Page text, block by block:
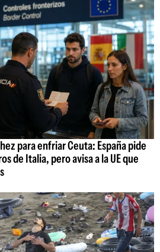
para enfriar Ceuta: España pide
de Italia, pero avisa a la UE que